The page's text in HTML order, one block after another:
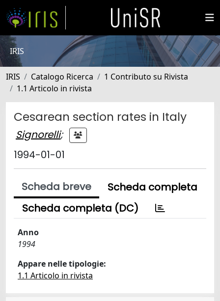
IRIS
IRIS Catalogo Ricerca
1 Contributo su Rivista
1.1 Articolo in rivista
Cesarean section rates in Italy
Signorelli;
1994-01-01
Scheda breve
Scheda completa
Scheda completa (DC)
Anno
1994
Appare nelle tipologie:
1.1 Articolo in rivista